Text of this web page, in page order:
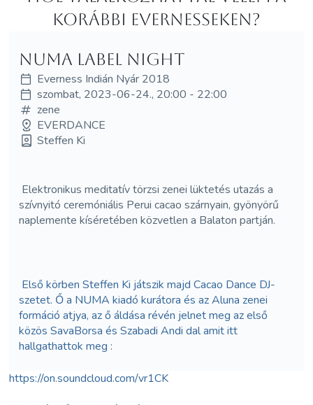
korábbi Evernesseken?
NUMA Label Night
Everness Indián Nyár 2018
szombat, 2023-06-24., 20:00 - 22:00
zene
EVERDANCE
Steffen Ki
Elektronikus meditatív törzsi zenei lüktetés utazás a
szívnyitó ceremóniális Perui cacao szárnyain, gyönyörű
naplemente kíséretében közvetlen a Balaton partján.
Első körben Steffen Ki játszik majd Cacao Dance DJ-
szetet. Ő a NUMA kiadó kurátora és az Aluna zenei
formáció atjya, az ő áldása révén jelnet meg az első
közös SavaBorsa és Szabadi Andi dal amit itt
hallgathattok meg :
https://on.soundcloud.com/vr1CK